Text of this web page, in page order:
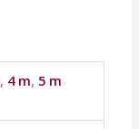
, 4 m, 5 m